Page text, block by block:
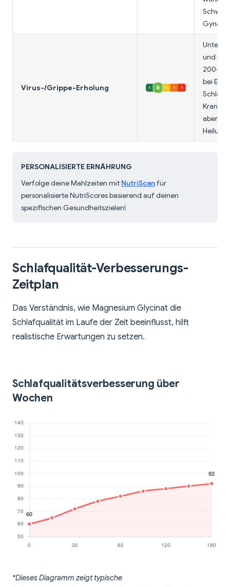
Virus-/Grippe-Erholung
und
bei
aber
Heilung.
PERSONALISIERTE ERNÄHRUNG
Verfolge deine Mahlzeiten mit NutriScanfür
personalisierte NutriScores basierend auf deinen
spezifischen Gesundheitszielen!
Schlafqualität-Verbesserungs-
Zeitplan
Das Verständnis, wie Magnesium Glycinat die
Schlafqualität im Laufe der Zeit beeinflusst, hilft
realistische Erwartungen zu setzen.
Schlafqualitätsverbesserung über
Wochen
*Dieses Diagramm zeigt typische